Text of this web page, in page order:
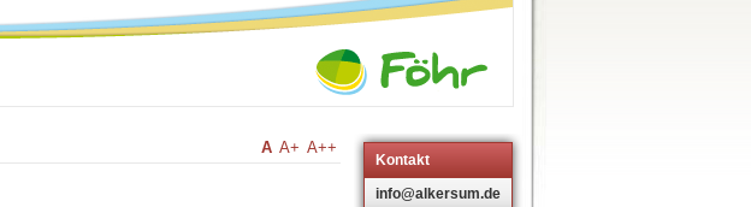
A A+ A++
Kontakt
info@alkersum.de